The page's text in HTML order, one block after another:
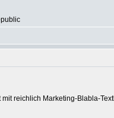
reichlich Marketing-Blabla-